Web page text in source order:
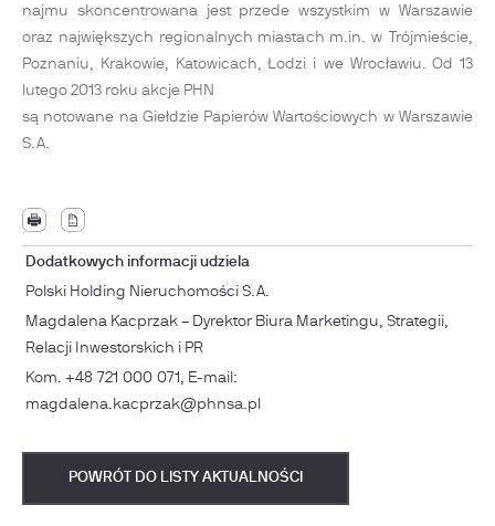
najmu skoncentrowana jest przede wszystkim w Warszawie
oraz największych regionalnych miastach m.in. w Trójmieście,
Poznaniu, Krakowie, Katowicach, Łodzi i we Wrocławiu. Od 13
lutego 2013 roku akcje PHN
są notowane na Giełdzie Papierów Wartościowych w Warszawie
S.A.
Dodatkowych informacji udziela
Polski Holding Nieruchomości S.A.
Magdalena Kacprzak – Dyrektor Biura Marketingu, Strategii,
Relacji Inwestorskich i PR
Kom. +48 721 000 071, E-mail:
magdalena.kacprzak@phnsa.pl
POWRÓT DO LISTY AKTUALNOŚCI